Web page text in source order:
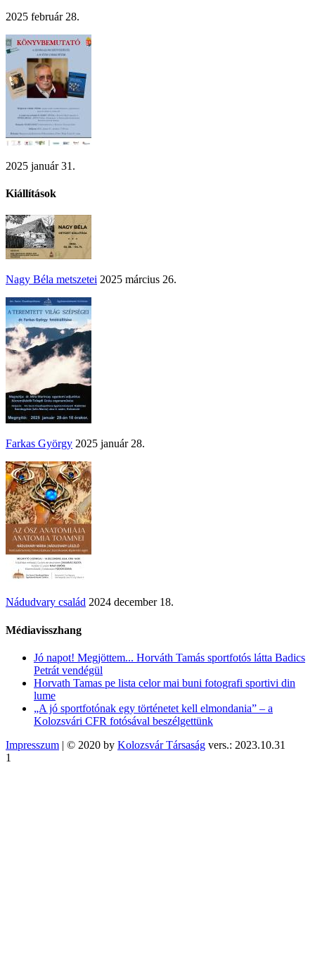
2025 február 28.
2025 január 31.
Kiállítások
Nagy Béla metszetei 2025 március 26.
Farkas György 2025 január 28.
Nádudvary család 2024 december 18.
Médiavisszhang
Jó napot! Megjöttem... Horváth Tamás sportfotós látta Badics
Petrát vendégül
Horvath Tamas pe lista celor mai buni fotografi sportivi din
lume
„A jó sportfotónak egy történetet kell elmondania” – a
Kolozsvári CFR fotósával beszélgettünk
Impresszum | © 2020 by Kolozsvár Társaság vers.: 2023.10.31
1